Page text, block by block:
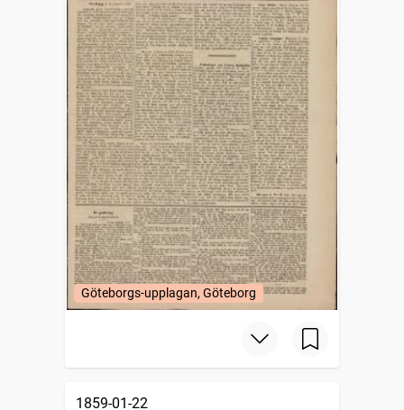
Göteborgs-upplagan, Göteborg
1859-01-22